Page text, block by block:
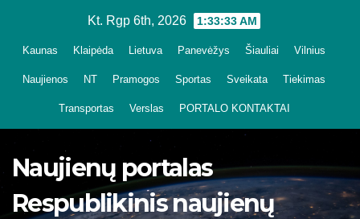
Kt. Rgp 6th, 2026 1:33:35 AM
Kaunas Klaipėda Lietuva Panevėžys Šiauliai Vilnius
Naujienos NT Pramogos Sportas Sveikata Tiekimas
Transportas Verslas PORTALO KONTAKTAI
Naujienų portalas
Respublikinis naujienų